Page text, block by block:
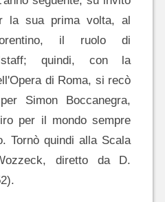
la sua prima volta, al
il ruolo di
quindi, con la
di Roma, si recò
Simon Boccanegra,
per il mondo sempre
Tornò quindi alla Scala
diretto da D.